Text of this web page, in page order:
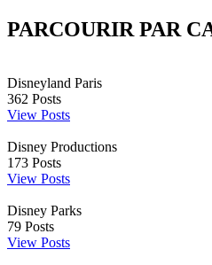
PARCOURIR PAR
Disneyland Paris
362 Posts
View Posts
Disney Productions
173 Posts
View Posts
Disney Parks
79 Posts
View Posts